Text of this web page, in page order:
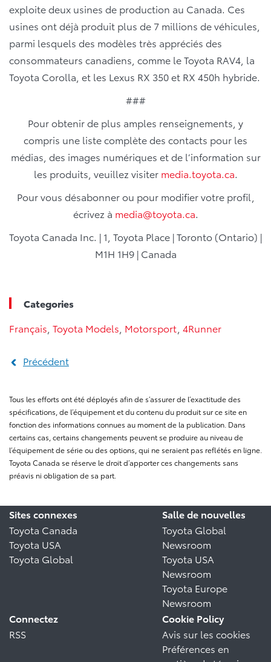
exploite deux usines de production au Canada. Ces
usines ont déjà produit plus de 7 millions de véhicules,
parmi lesquels des modèles très appréciés des
consommateurs canadiens, comme le Toyota RAV4, la
Toyota Corolla, et les Lexus RX 350 et RX 450h hybride.
###
Pour obtenir de plus amples renseignements, y
compris une liste complète des contacts pour les
médias, des images numériques et de l’information sur
les produits, veuillez visiter media.toyota.ca.
Pour vous désabonner ou pour modifier votre profil,
écrivez à media@toyota.ca.
Toyota Canada Inc. | 1, Toyota Place | Toronto (Ontario) |
M1H 1H9 | Canada
Categories
Français Toyota Models Motorsport 4Runner
Précédent
Tous les efforts ont été déployés afin de s’assurer de l’exactitude des
spécifications, de l’équipement et du contenu du produit sur ce site en
fonction des informations connues au moment de la publication. Dans
certains cas, certains changements peuvent se produire au niveau de
l’équipement de série ou des options, qui ne seraient pas reflétés en ligne.
Toyota Canada se réserve le droit d’apporter ces changements sans
préavis ni obligation de sa part.
Sites connexes
Toyota Canada
Toyota USA
Toyota Global
Salle de nouvelles
Toyota Global
Newsroom
Toyota USA
Newsroom
Toyota Europe
Newsroom
Connectez
RSS
Cookie Policy
Avis sur les cookies
Préférences en